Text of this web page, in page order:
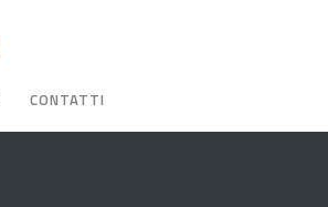
CONTATTI